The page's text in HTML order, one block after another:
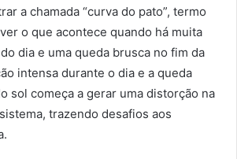
a chamada “curva do pato”, termo
o que acontece quando há muita
dia e uma queda brusca no fim da
intensa durante o dia e a queda
sol começa a gerar uma distorção na
trazendo desafios aos